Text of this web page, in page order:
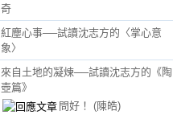
奇
紅塵心事──試讀沈志方的〈掌心意
象〉
來自土地的凝煉──試讀沈志方的《陶
壺篇》
問好！ (陳皓)